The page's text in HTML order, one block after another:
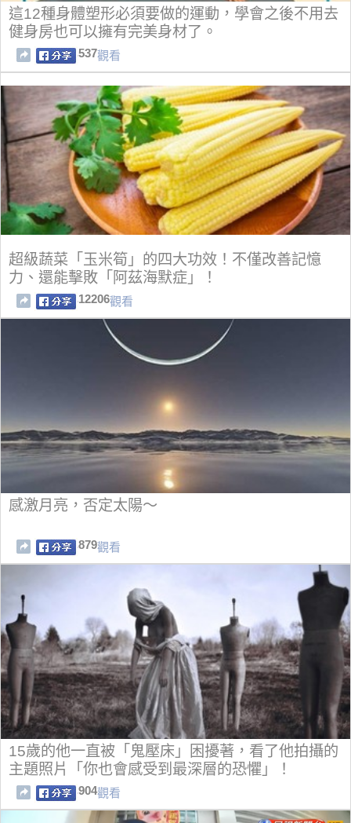
這12種身體塑形必須要做的運動，學會之後不用去
健身房也可以擁有完美身材了。
537觀看
超級蔬菜「玉米筍」的四大功效！不僅改善記憶
力、還能擊敗「阿茲海默症」！
12206觀看
感激月亮，否定太陽～
879觀看
15歲的他一直被「鬼壓床」困擾著，看了他拍攝的
主題照片「你也會感受到最深層的恐懼」！
904觀看